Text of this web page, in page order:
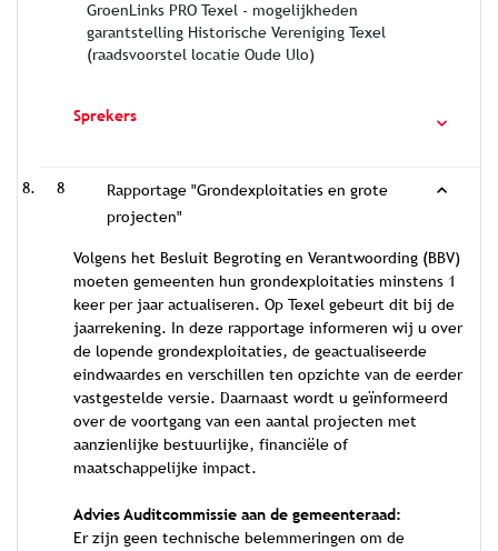
GroenLinks PRO Texel - mogelijkheden
garantstelling Historische Vereniging Texel
(raadsvoorstel locatie Oude Ulo)
Sprekers
8
Rapportage "Grondexploitaties en grote
projecten"
Volgens het Besluit Begroting en Verantwoording (BBV)
moeten gemeenten hun grondexploitaties minstens 1
keer per jaar actualiseren. Op Texel gebeurt dit bij de
jaarrekening. In deze rapportage informeren wij u over
de lopende grondexploitaties, de geactualiseerde
eindwaardes en verschillen ten opzichte van de eerder
vastgestelde versie. Daarnaast wordt u geïnformeerd
over de voortgang van een aantal projecten met
aanzienlijke bestuurlijke, financiële of
maatschappelijke impact.
Advies Auditcommissie aan de gemeenteraad:
Er zijn geen technische belemmeringen om de